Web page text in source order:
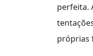
perfeita.
próprias